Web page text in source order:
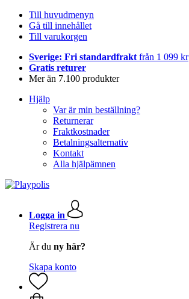
Till huvudmenyn
Gå till innehållet
Till varukorgen
Sverige: Fri standardfrakt från 1 099 kr
Gratis returer
Mer än 7.100 produkter
Hjälp
Var är min beställning?
Returnerar
Fraktkostnader
Betalningsalternativ
Kontakt
Alla hjälpämnen
Logga in
Registrera nu
Är du ny här?
Skapa konto